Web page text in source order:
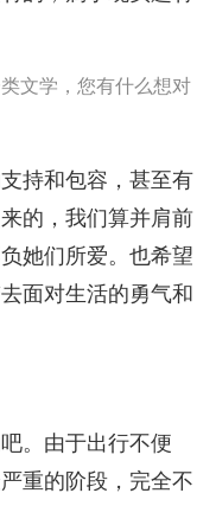
文学，您有什么想对
持和包容，甚至有
的，我们算并肩前
她们所爱。也希望
面对生活的勇气和
。由于出行不便
重的阶段，完全不